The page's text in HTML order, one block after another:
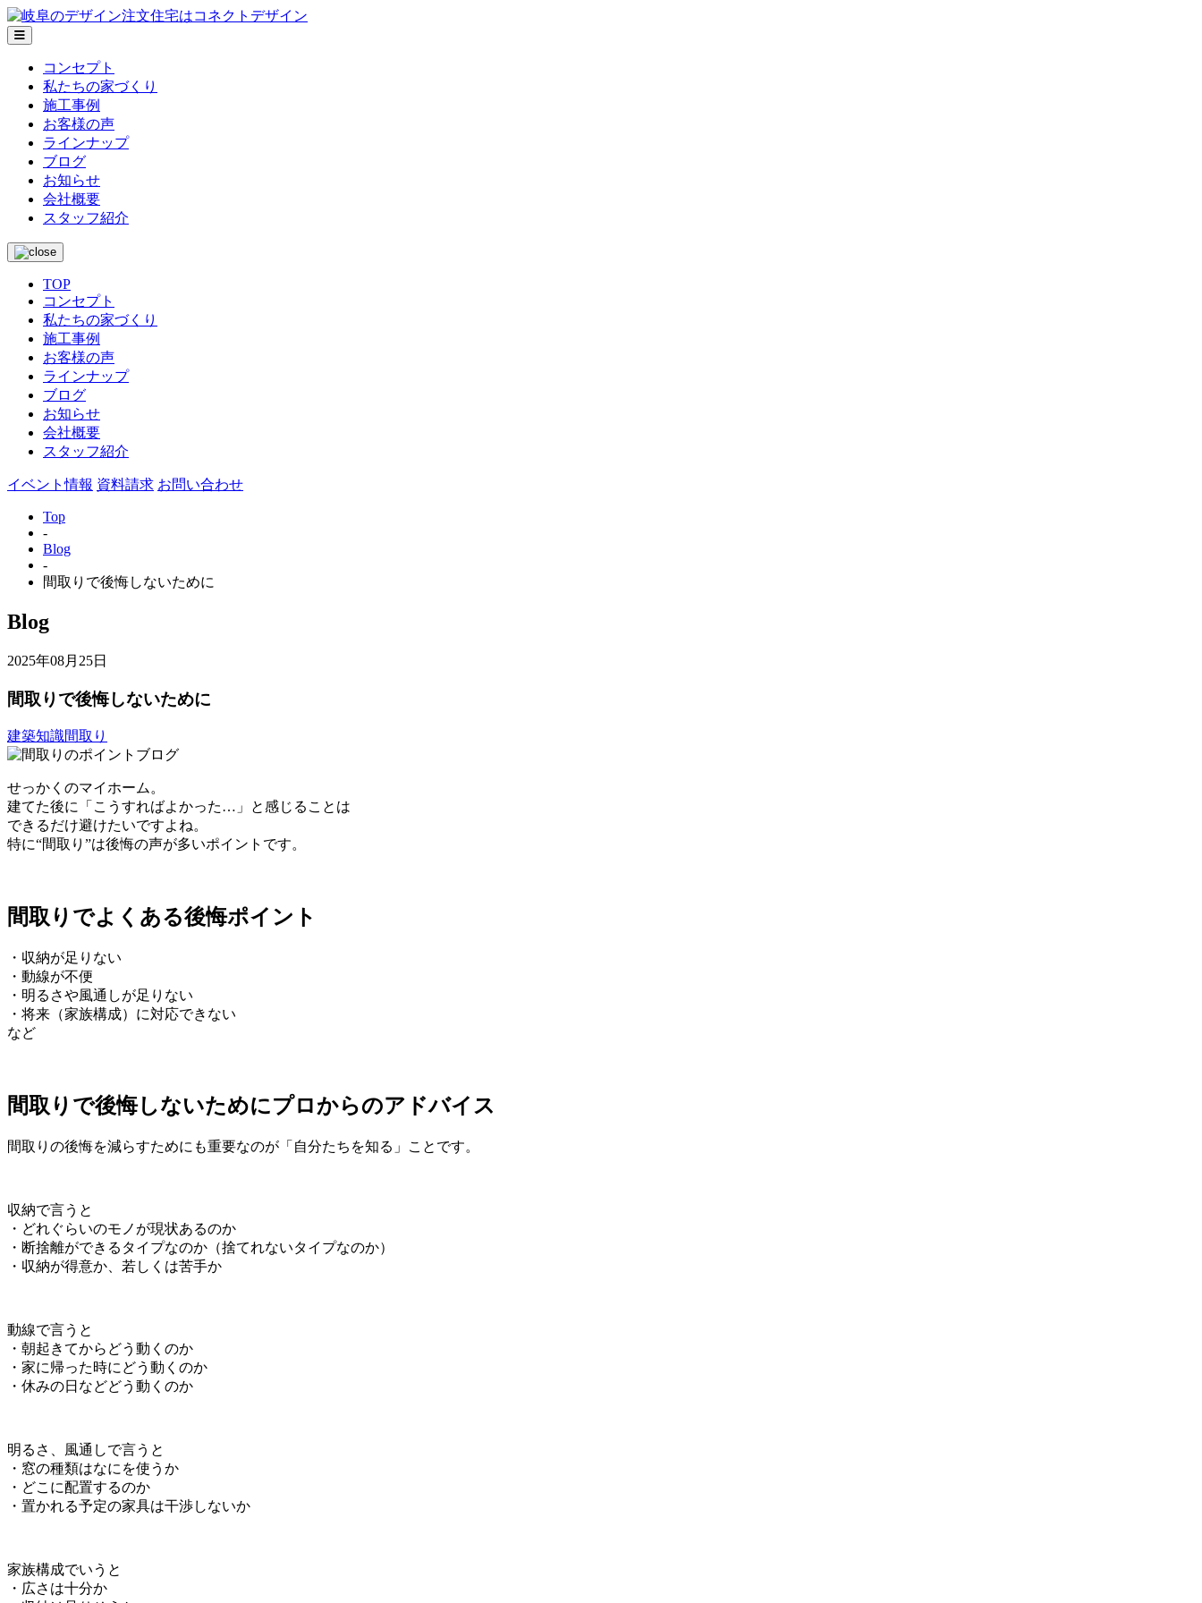
メ
ニ
コンセプト
私たちの家づくり
施工事例
お客様の声
ラインナップ
ブログ
お知らせ
会社概要
スタッフ紹介
TOP
コンセプト
私たちの家づくり
施工事例
お客様の声
ラインナップ
ブログ
お知らせ
会社概要
スタッフ紹介
イベント情報 資料請求 お問い合わせ
Top
-
Blog
-
間取りで後悔しないために
Blog
2025年08月25日
間取りで後悔しないために
建築知識間取り
せっかくのマイホーム。
建てた後に「こうすればよかった…」と感じることは
できるだけ避けたいですよね。
特に“間取り”は後悔の声が多いポイントです。
間取りでよくある後悔ポイント
・収納が足りない
・動線が不便
・明るさや風通しが足りない
・将来（家族構成）に対応できない
など
間取りで後悔しないためにプロからのアドバイス
間取りの後悔を減らすためにも重要なのが「自分たちを知る」ことです。
収納で言うと
・どれぐらいのモノが現状あるのか
・断捨離ができるタイプなのか（捨てれないタイプなのか）
・収納が得意か、若しくは苦手か
動線で言うと
・朝起きてからどう動くのか
・家に帰った時にどう動くのか
・休みの日などどう動くのか
明るさ、風通しで言うと
・窓の種類はなにを使うか
・どこに配置するのか
・置かれる予定の家具は干渉しないか
家族構成でいうと
・広さは十分か